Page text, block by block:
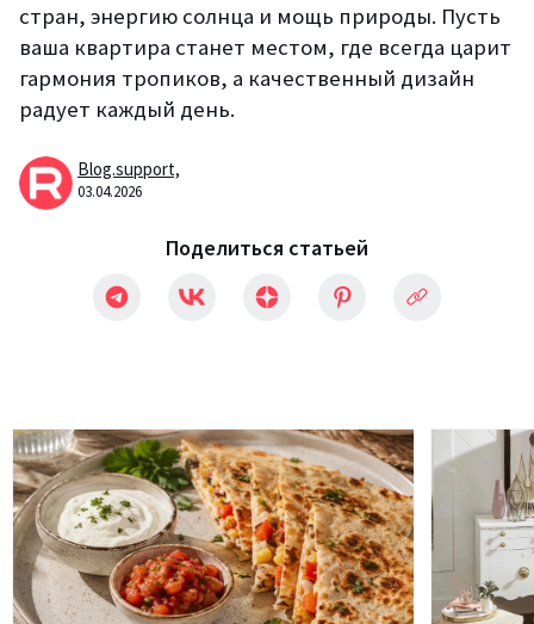
стран, энергию солнца и мощь природы. Пусть
ваша квартира станет местом, где всегда царит
гармония тропиков, а качественный дизайн
радует каждый день.
Blog.support,
03.04.2026
Поделиться статьей